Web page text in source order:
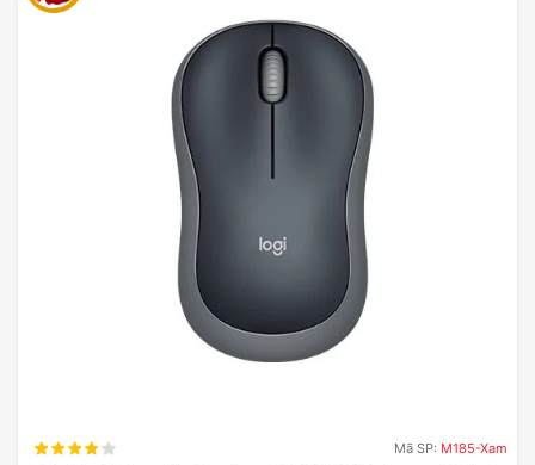
Mã SP: M185-Xam